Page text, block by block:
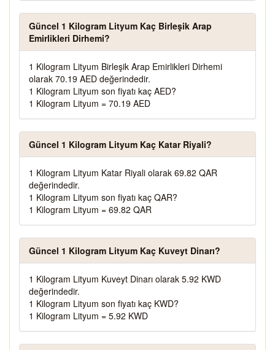
Güncel 1 Kilogram Lityum Kaç Birleşik Arap
Emirlikleri Dirhemi?
1 Kilogram Lityum Birleşik Arap Emirlikleri Dirhemi
olarak 70.19 AED değerindedir.
1 Kilogram Lityum son fiyatı kaç AED?
1 Kilogram Lityum = 70.19 AED
Güncel 1 Kilogram Lityum Kaç Katar Riyali?
1 Kilogram Lityum Katar Riyali olarak 69.82 QAR
değerindedir.
1 Kilogram Lityum son fiyatı kaç QAR?
1 Kilogram Lityum = 69.82 QAR
Güncel 1 Kilogram Lityum Kaç Kuveyt Dinarı?
1 Kilogram Lityum Kuveyt Dinarı olarak 5.92 KWD
değerindedir.
1 Kilogram Lityum son fiyatı kaç KWD?
1 Kilogram Lityum = 5.92 KWD